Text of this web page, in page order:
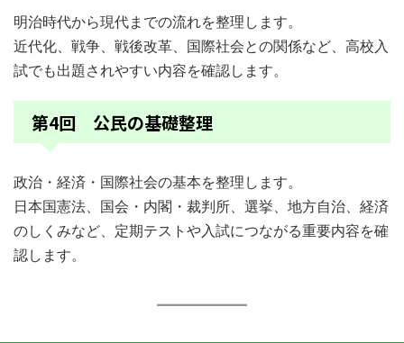
明治時代から現代までの流れを整理します。
近代化、戦争、戦後改革、国際社会との関係など、高校入
試でも出題されやすい内容を確認します。
第4回 公民の基礎整理
政治・経済・国際社会の基本を整理します。
日本国憲法、国会・内閣・裁判所、選挙、地方自治、経済
のしくみなど、定期テストや入試につながる重要内容を確
認します。